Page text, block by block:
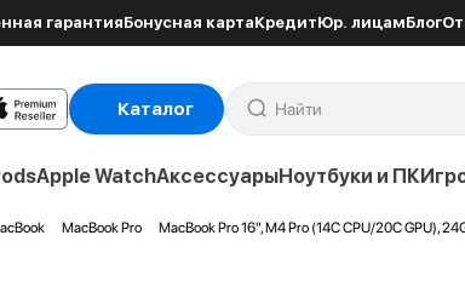
гарантияБонусная картаКредитЮр. лицамБлог
Каталог
Apple WatchАксессуарыНоутбуки и ПК
MacBook Pro MacBook Pro 16", M4 Pro (14C CPU/20C GPU),